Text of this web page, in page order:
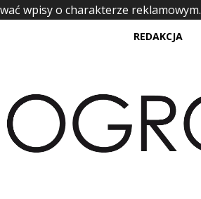
wpisy o charakterze reklamowym.
REDAKCJA